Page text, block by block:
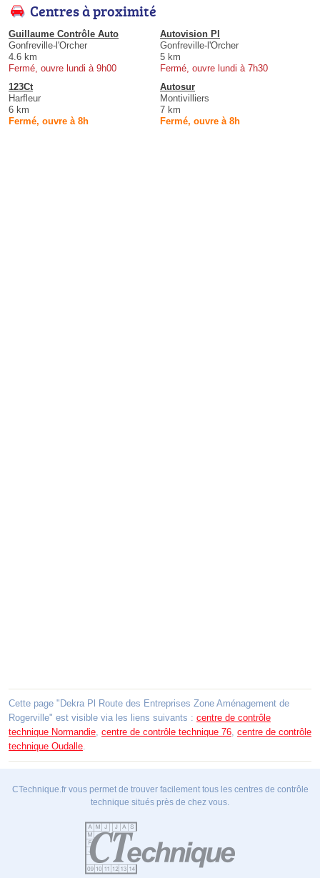
Centres à proximité
Guillaume Contrôle Auto
Gonfreville-l'Orcher
4.6 km
Fermé, ouvre lundi à 9h00
Autovision Pl
Gonfreville-l'Orcher
5 km
Fermé, ouvre lundi à 7h30
123Ct
Harfleur
6 km
Fermé, ouvre à 8h
Autosur
Montivilliers
7 km
Fermé, ouvre à 8h
Cette page "Dekra Pl Route des Entreprises Zone Aménagement de
Rogerville" est visible via les liens suivants : centre de contrôle
technique Normandie, centre de contrôle technique 76, centre de contrôle
technique Oudalle.
CTechnique.fr vous permet de trouver facilement tous les centres de contrôle
technique situés près de chez vous.